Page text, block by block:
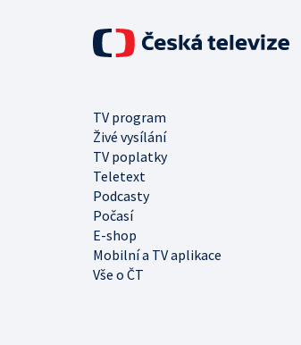
TV program
Živé vysílání
TV poplatky
Teletext
Podcasty
Počasí
E-shop
Mobilní a TV aplikace
Vše o ČT